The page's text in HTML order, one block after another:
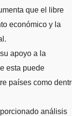
que el libre
económico y la
apoyo a la
esta puede
países como
análisis